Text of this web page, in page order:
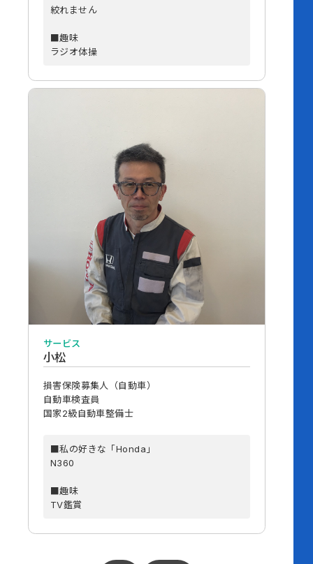
絞れません
■趣味
ラジオ体操
サービス
小松
損害保険募集人（自動車）
自動車検査員
国家2級自動車整備士
■私の好きな「Honda」
N360
■趣味
TV鑑賞